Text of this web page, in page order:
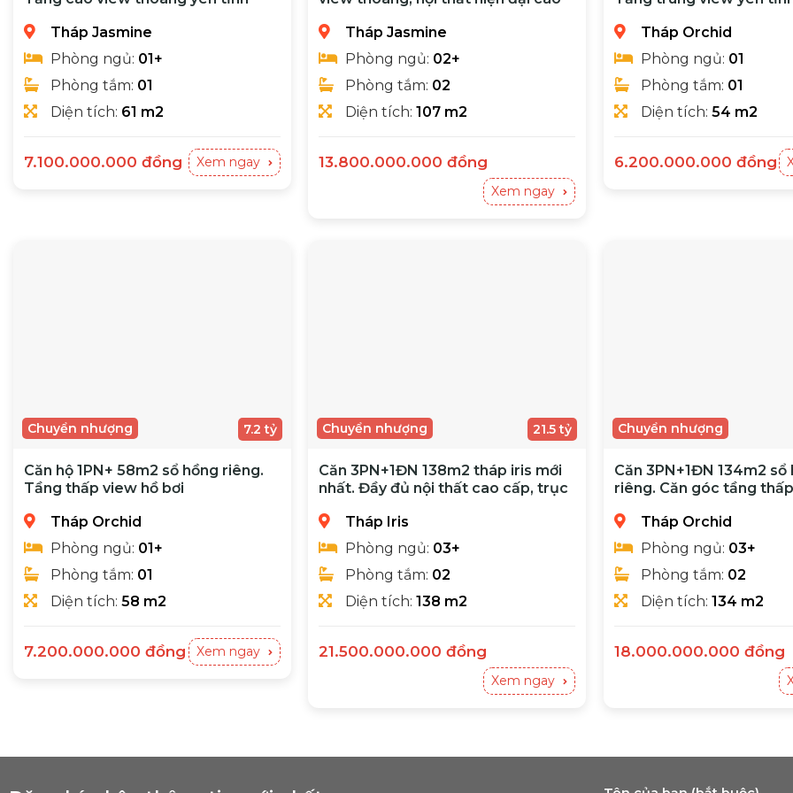
Tháp Jasmine
Phòng ngủ: 01+
Phòng tắm: 01
Diện tích: 61 m2
Giá
7.100.000.000 đồngGiá
hiện
Xem ngay
Tháp Jasmine
Phòng ngủ: 02+
Phòng tắm: 02
Diện tích:107 m2
13.800.000.000 đồng
Xem ngay
Tháp Orchid
Phòng ngủ: 01
Phòng tắm: 01
Diện tích: 54 m2
6.200.000.000 đồng
Chuyển nhượng 7.2 tỷ
Căn hộ 1PN+ 58m2 sổ hồng riêng.
Tầng thấp view hồ bơi
Tháp Orchid
Phòng ngủ: 01+
Phòng tắm: 01
Diện tích: 58 m2
7.200.000.000 đồng Xem ngay
Chuyển nhượng 21.5 tỷ
Căn 3PN+1ĐN 138m2 tháp iris mới
nhất. Đầy đủ nội thất cao cấp, trục
Tháp Iris
Phòng ngủ: 03+
Phòng tắm: 02
Diện tích:138 m2
21.500.000.000 đồng
Xem ngay
Chuyển nhượng
Căn 3PN+1ĐN 134m2 sổ
riêng. Căn góc tầng
Tháp Orchid
Phòng ngủ: 03+
Phòng tắm: 02
Diện tích: 134 m2
18.000.000.000 đồng